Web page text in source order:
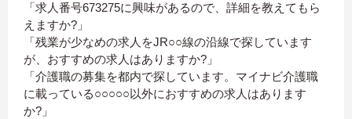
「求人番号673275に興味があるので、詳細を教えてもら
えますか?」
「残業が少なめの求人をJR○○線の沿線で探しています
が、おすすめの求人はありますか?」
「介護職の募集を都内で探しています。マイナビ介護職
に載っている○○○○○以外におすすめの求人はあります
か?」